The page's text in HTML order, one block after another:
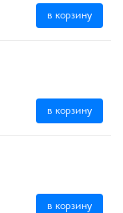
в корзину
в корзину
в корзину